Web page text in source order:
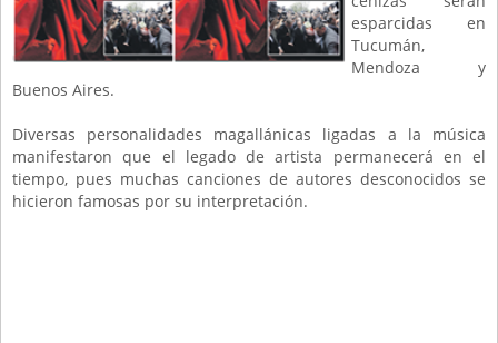
esparcidas en
Tucumán,
Mendoza y
Buenos Aires.
Diversas personalidades magallánicas ligadas a la música
manifestaron que el legado de artista permanecerá en el
tiempo, pues muchas canciones de autores desconocidos se
hicieron famosas por su interpretación.